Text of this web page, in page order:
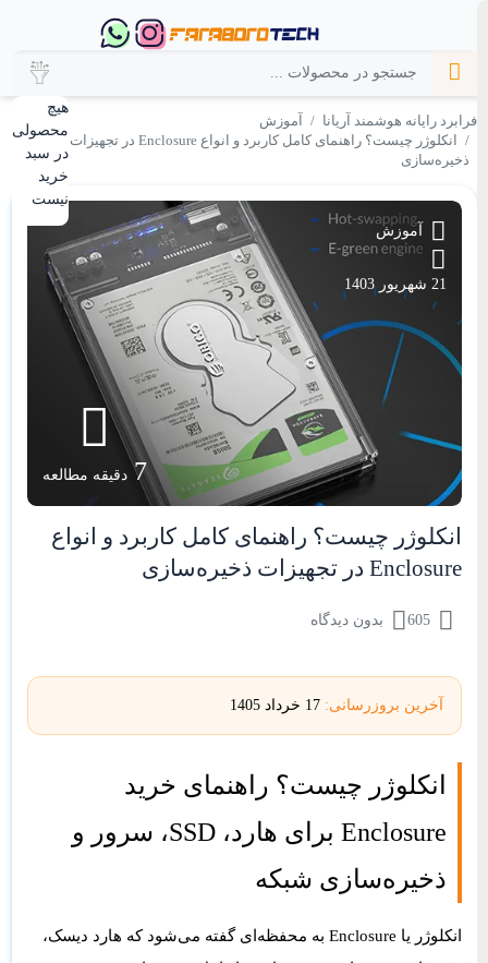
هیچ
محصولی
در سبد
خرید
نیست
فرابرد رایانه هوشمند آریانا
آموزش
انکلوژر چیست؟ راهنمای کامل کاربرد و انواع Enclosure در تجهیزات
ذخیره‌سازی
انکلوژر چیست؟ راهنمای کامل کاربرد و انواع
Enclosure در تجهیزات ذخیره‌سازی
605 بدون دیدگاه
7 دقیقه مطالعه
آموزش
21 شهریور 1403
آخرین بروزرسانی: 17 خرداد 1405
انکلوژر چیست؟ راهنمای خرید
Enclosure برای هارد، SSD، سرور و
ذخیره‌سازی شبکه
انکلوژر یا Enclosure به محفظه‌ای گفته می‌شود که هارد دیسک،